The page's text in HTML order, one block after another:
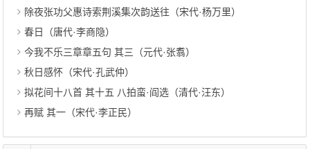
除夜张功父惠诗索荆溪集次韵送往（宋代·杨万里）
春日（唐代·李商隐）
今我不乐三章章五句 其三（元代·张翥）
秋日感怀（宋代·孔武仲）
拟花间十八首 其十五 八拍蛮·阎选（清代·汪东）
再赋 其一（宋代·李正民）